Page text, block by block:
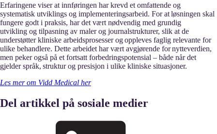
Erfaringene viser at innføringen har krevd et omfattende og
systematisk utviklings og implementeringsarbeid. For at løsningen skal
fungere godt i praksis, har det vært nødvendig med grundig
utvikling og tilpasning av maler og journalstrukturer, slik at de
understøtter kliniske arbeidsprosesser og oppleves faglig relevante for
ulike behandlere. Dette arbeidet har vært avgjørende for nytteverdien,
men peker også på et fortsatt forbedringspotensial – både når det
gjelder språk, struktur og presisjon i ulike kliniske situasjoner.
Les mer om Vidd Medical her
Del artikkel på sosiale medier